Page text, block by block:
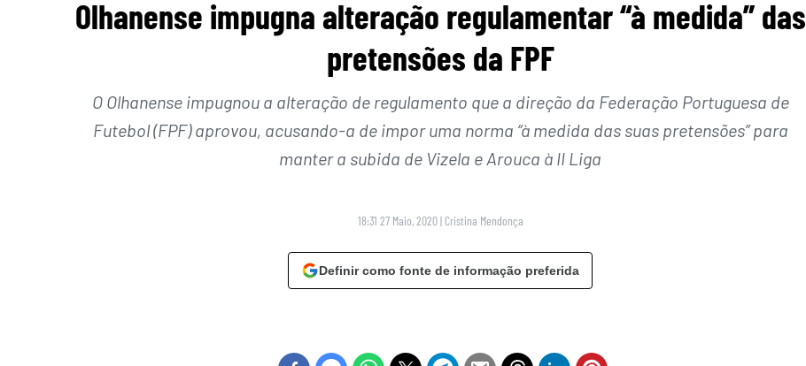
Olhanense impugna alteração regulamentar “à medida” das
pretensões da FPF
O Olhanense impugnou a alteração de regulamento que a direção da Federação Portuguesa de
Futebol (FPF) aprovou, acusando-a de impor uma norma “à medida das suas pretensões” para
manter a subida de Vizela e Arouca à II Liga
18:31 27 Maio, 2020 | Cristina Mendonça
Definir como fonte de informação preferida